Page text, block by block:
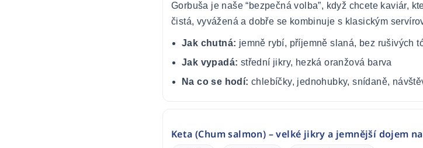
Gorbuša je naše “bezpečná volba”, když chcete kaviár,
čistá, vyvážená a dobře se kombinuje s klasickým
Jak chutná: jemně rybí, příjemně slaná, bez rušivých
Jak vypadá: střední jikry, hezká oranžová barva
Na co se hodí: chlebíčky, jednohubky, snídaně,
Keta (Chum salmon) – velké jikry a jemnější dojem